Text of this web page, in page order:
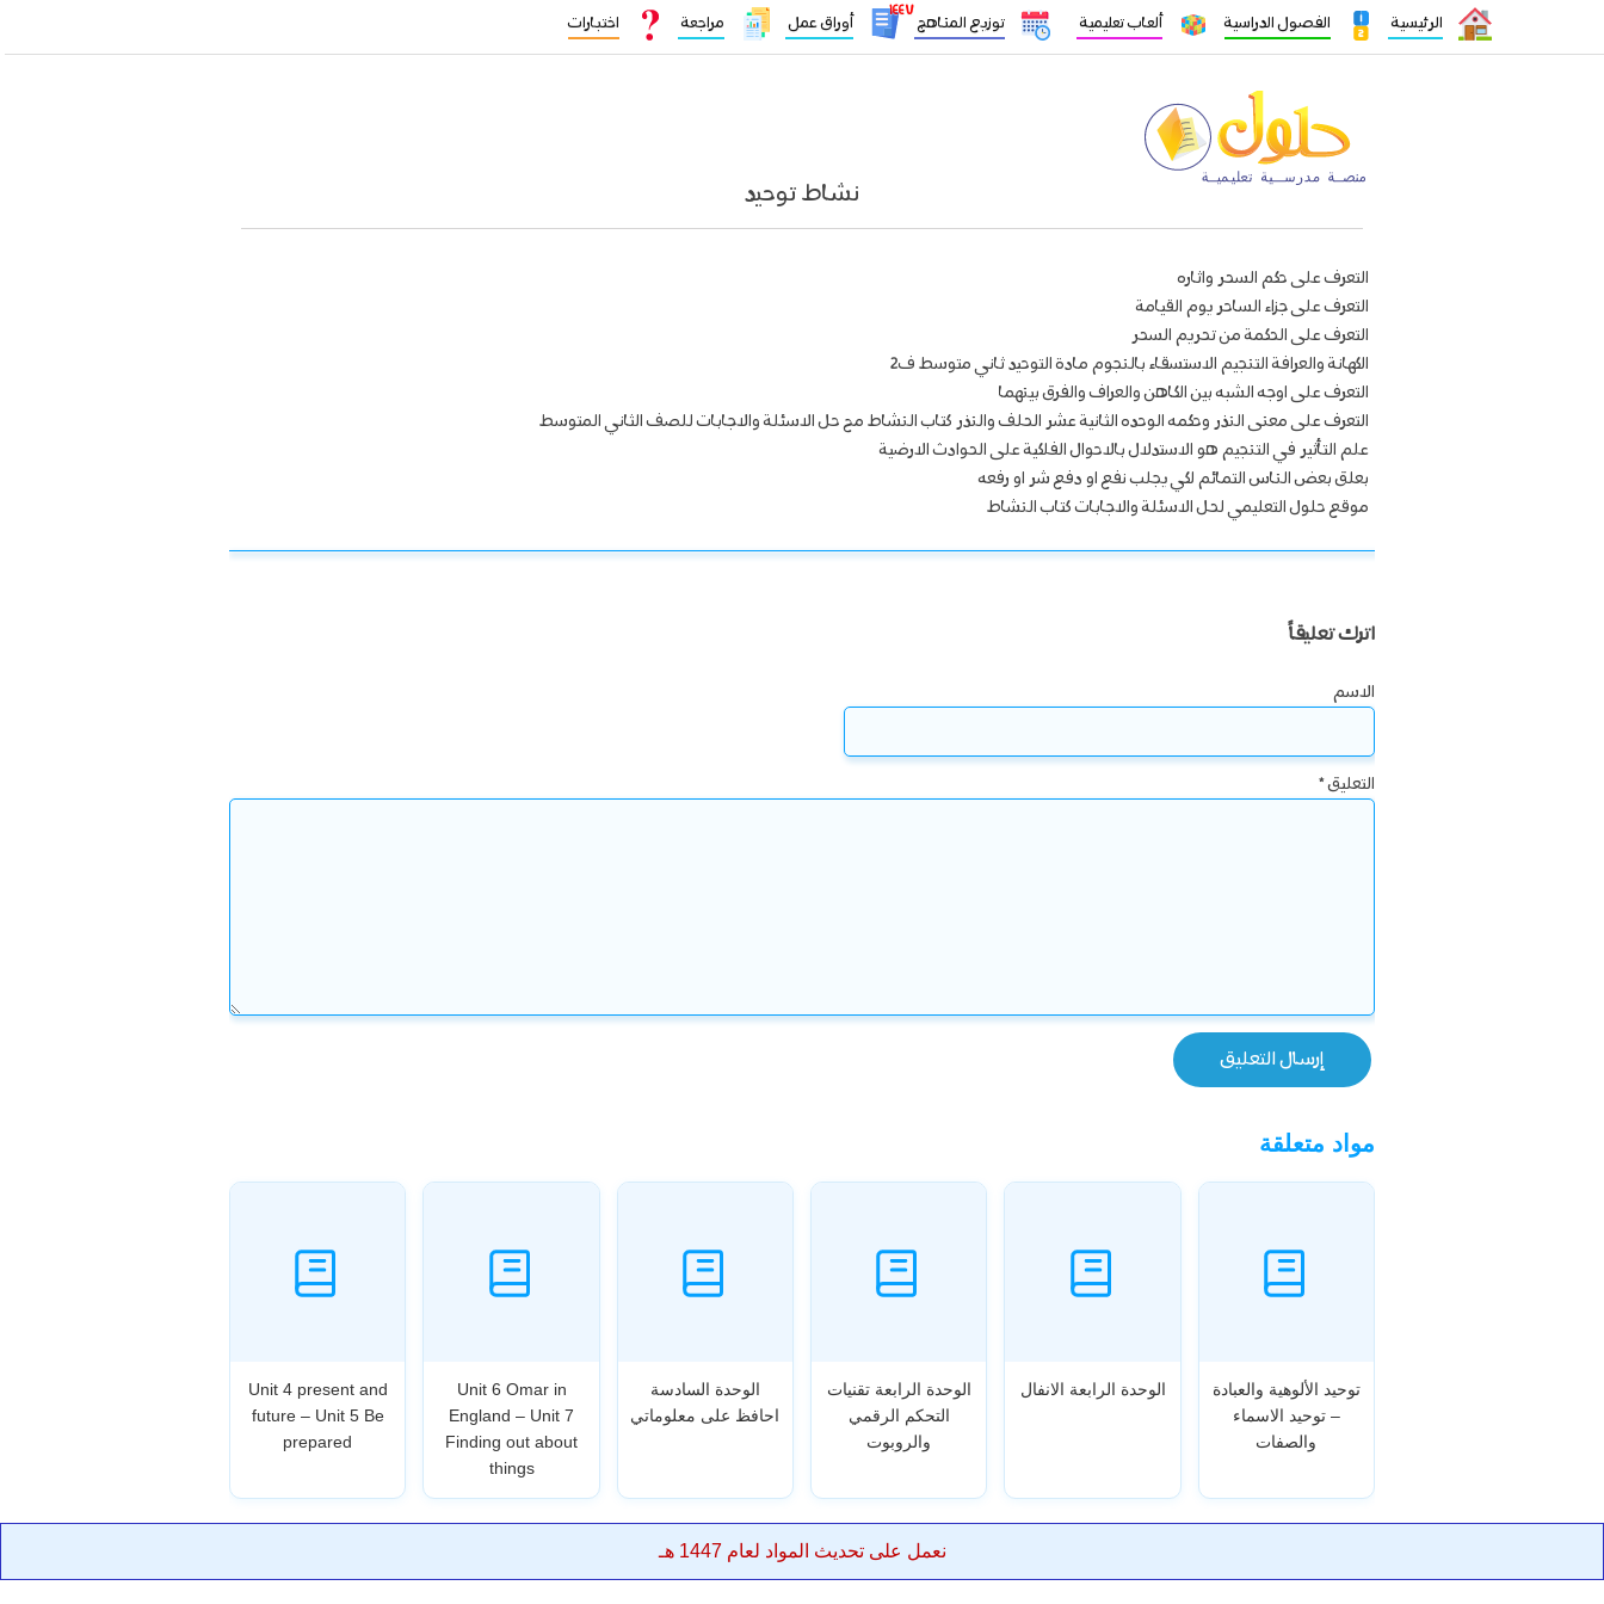
الرئيسية الفصول الدراسية ألعاب تعليمية توزيع المناهج
١٤٤٧
أوراق عمل مراجعة اختبارات
نشاط توحيد
التعرف على حكم السحر واثاره
التعرف على جزاء الساحر يوم القيامة
التعرف على الحكمة من تحريم السحر
الكهانة والعرافة التنجيم الاستسقاء بالنجوم مادة التوحيد ثاني متوسط ف2
التعرف على اوجه الشبه بين الكاهن والعراف والفرق بينهما
التعرف على معنى النذر وحكمه الوحده الثانية عشر الحلف والنذر كتاب النشاط مح حل الاسئلة والاجابات للصف الثاني المتوسط
علم التأثير في التنجيم هو الاستدلال بالاحوال الفلكية على الحوادث الارضية
بعلق بعض الناس التمائم لكي يجلب نفع او دفع شر او رفعه
موقع حلول التعليمي لحل الاسئلة والاجابات كتاب النشاط
اترك تعليقاً
الاسم
التعليق*
مواد متعلقة
توحيد الألوهية والعبادة
– توحيد الاسماء
والصفات
الوحدة الرابعة الانفال
الوحدة الرابعة تقنيات
التحكم الرقمي
والروبوت
الوحدة السادسة
احافظ على معلوماتي
Unit 6 Omar in
England – Unit 7
Finding out about
things
Unit 4 present and
future – Unit 5 Be
prepared
نعمل على تحديث المواد لعام 1447 هـ